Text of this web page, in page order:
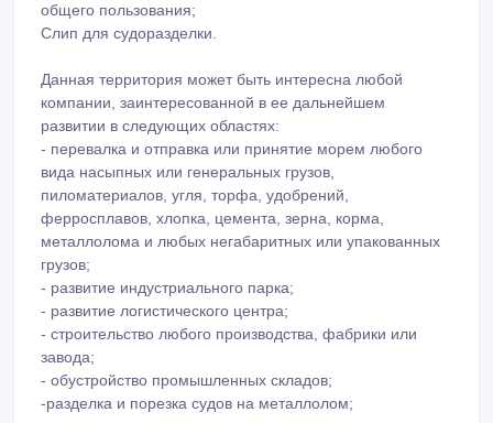
общего пользования;
Слип для судоразделки.
Данная территория может быть интересна любой
компании, заинтересованной в ее дальнейшем
развитии в следующих областях:
- перевалка и отправка или принятие морем любого
вида насыпных или генеральных грузов,
пиломатериалов, угля, торфа, удобрений,
ферросплавов, хлопка, цемента, зерна, корма,
металлолома и любых негабаритных или упакованных
грузов;
- развитие индустриального парка;
- развитие логистического центра;
- строительство любого производства, фабрики или
завода;
- обустройство промышленных складов;
-разделка и порезка судов на металлолом;